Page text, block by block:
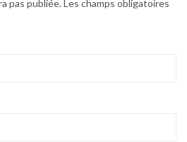
pas publiée. Les champs obligatoires